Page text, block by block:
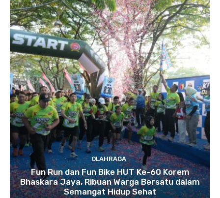
OLAHRAGA
Fun Run dan Fun Bike HUT Ke-60 Korem
Bhaskara Jaya, Ribuan Warga Bersatu dalam
Semangat Hidup Sehat